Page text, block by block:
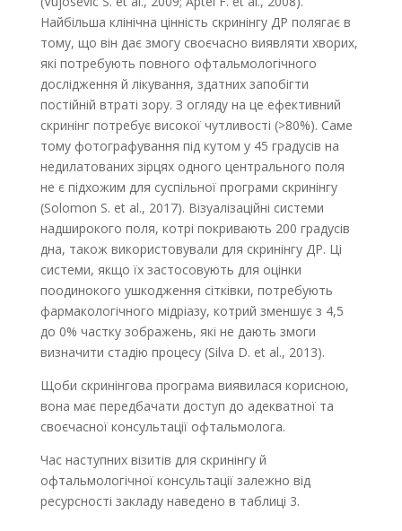
Найбільша клінічна цінність скринінгу ДР полягає в
тому, що він дає змогу своєчасно виявляти хворих,
які потребують повного офтальмологічного
дослідження й лікування, здатних запобігти
постійній втраті зору. З огляду на це ефективний
скринінг потребує високої чутливості (>80%). Саме
тому фотографування під кутом у 45 градусів на
недилатованих зірцях одного центрального поля
не є підхожим для суспільної програми скринінгу
(Solomon S. et al., 2017). Візуалізаційні системи
надширокого поля, котрі покривають 200 градусів
дна, також використовували для скринінгу ДР. Ці
системи, якщо їх застосовують для оцінки
поодинокого ушкодження сітківки, потребують
фармакологічного мідріазу, котрий зменшує з 4,5
до 0% частку зображень, які не дають змоги
визначити стадію процесу (Silva D. et al., 2013).
Щоби скринінгова програма виявилася корисною,
вона має передбачати доступ до адекватної та
своєчасної консультації офтальмолога.
Час наступних візитів для скринінгу й
офтальмологічної консультації залежно від
ресурсності закладу наведено в таблиці 3.